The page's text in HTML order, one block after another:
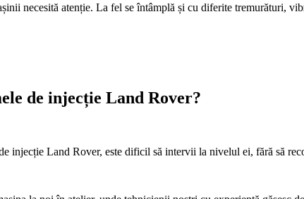
necesită atenție. La fel se întâmplă și cu diferite tremurături,
de injecție Land Rover?
injecție Land Rover, este dificil să intervii la nivelul ei, fără să